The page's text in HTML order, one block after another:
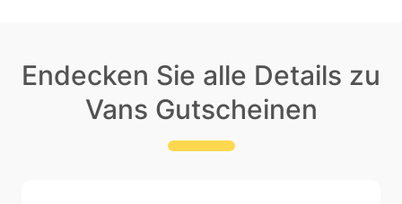
Endecken Sie alle Details zu
Vans Gutscheinen